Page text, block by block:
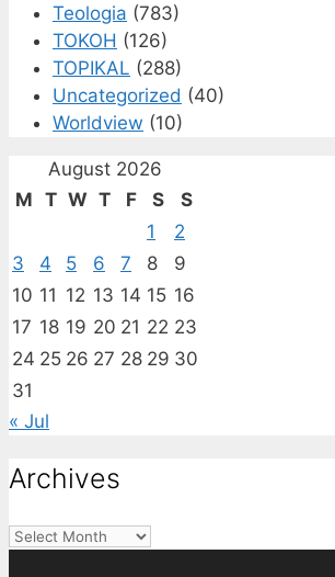
Teologia (783)
TOKOH (126)
TOPIKAL (288)
Uncategorized (40)
Worldview (10)
August 2026
M T W T F S
S
1
2
3
4 5 6 7 8
9
10 11 12 13 14 15 16
17 18 19 20 21 22 23
24 25 26 27 28 29 30
31
« Jul
Archives
Archives